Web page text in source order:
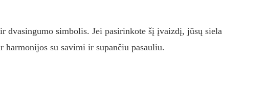
dvasingumo simbolis. Jei pasirinkote šį įvaizdį, jūsų siela
su savimi ir supančiu pasauliu.